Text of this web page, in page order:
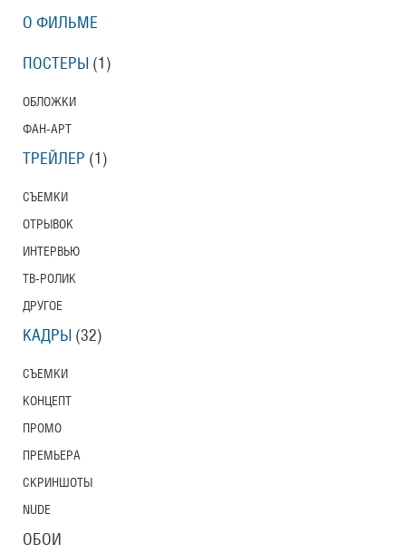
О ФИЛЬМЕ
ПОСТЕРЫ (1)
ОБЛОЖКИ
ФАН-АРТ
ТРЕЙЛЕР (1)
СЪЕМКИ
ОТРЫВОК
ИНТЕРВЬЮ
ТВ-РОЛИК
ДРУГОЕ
КАДРЫ (32)
СЪЕМКИ
КОНЦЕПТ
ПРОМО
ПРЕМЬЕРА
СКРИНШОТЫ
NUDE
ОБОИ